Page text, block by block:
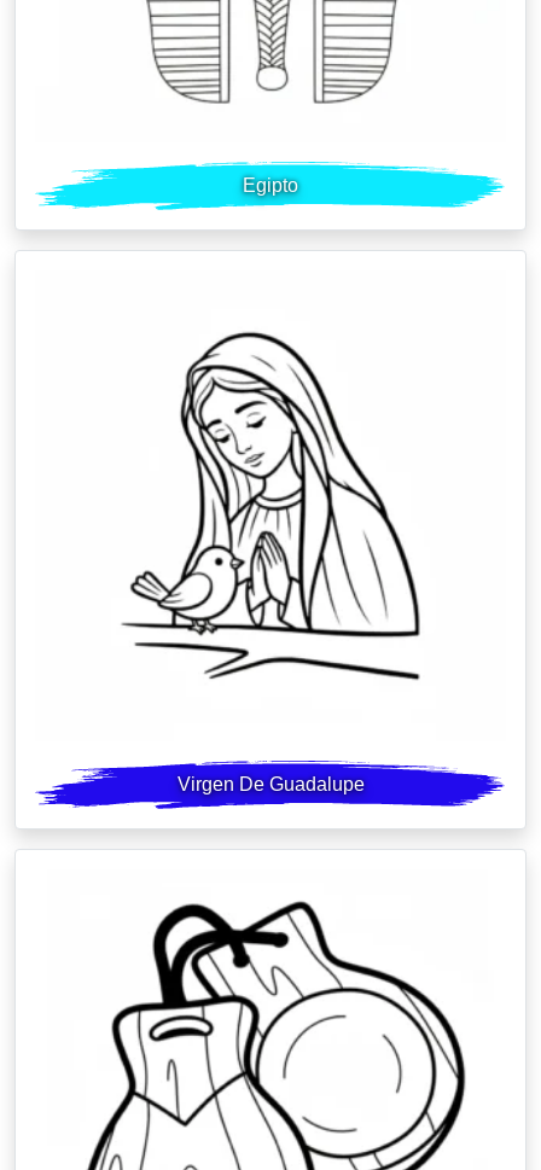
Egipto
Virgen De Guadalupe